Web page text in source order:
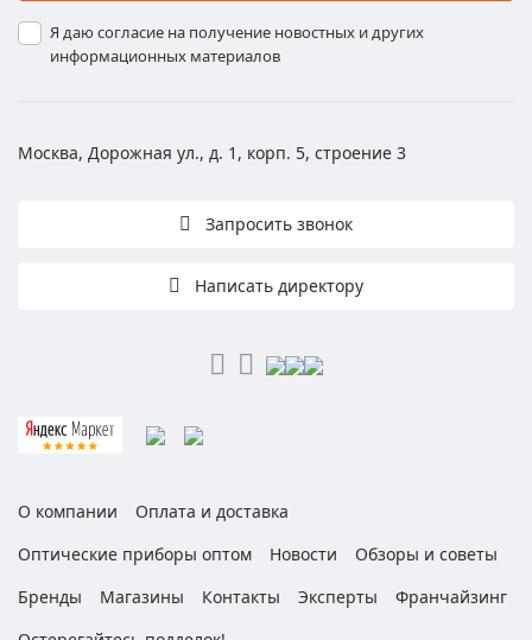
Я даю согласие на получение новостных и других
информационных материалов
Москва, Дорожная ул., д. 1, корп. 5, строение 3
Запросить звонок
Написать директору
О компании
Оплата и доставка
Оптические приборы оптом
Новости
Обзоры и советы
Бренды
Магазины Контакты Эксперты
Франчайзинг